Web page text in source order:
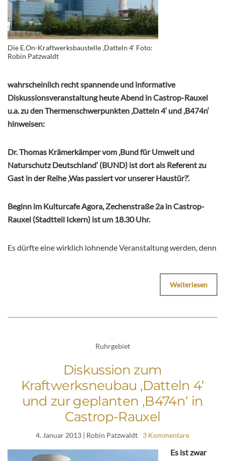
Die E.On-Kraftwerksbaustelle ‚Datteln 4‘ Foto:
Robin Patzwaldt
wahrscheinlich recht spannende und informative
Diskussionsveranstaltung heute Abend in Castrop-Rauxel
u.a. zu den Thermenschwerpunkten ‚Datteln 4‘ und ‚B474n‘
hinweisen:
Dr. Thomas Krämerkämper vom ‚Bund für Umwelt und
Naturschutz Deutschland‘ (BUND) ist dort als Referent zu
Gast in der Reihe ‚Was passiert vor unserer Haustür?‘.
Beginn im Kulturcafe Agora, Zechenstraße 2a in Castrop-
Rauxel (Stadtteil Ickern) ist um 18.30 Uhr.
Es dürfte eine wirklich lohnende Veranstaltung werden, denn
Weiterlesen
Ruhrgebiet
Diskussion zum
Kraftwerksneubau ‚Datteln 4‘
und zur geplanten ‚B474n‘ in
Castrop-Rauxel
4. Januar 2013 | Robin Patzwaldt 3 Kommentare
Es ist zwar